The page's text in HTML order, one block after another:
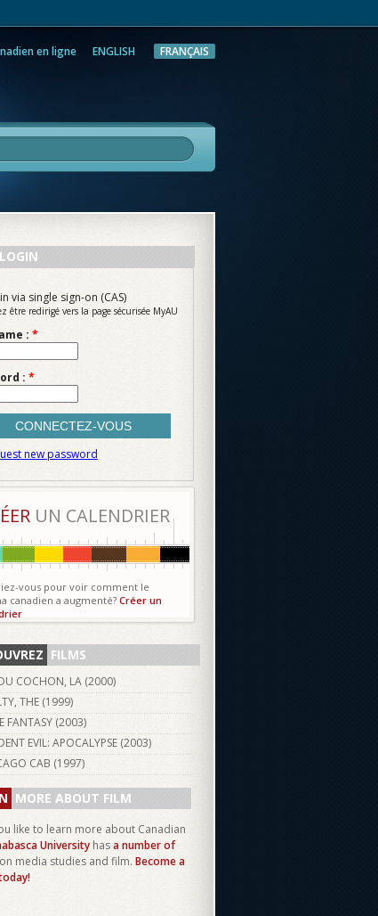
en ligne ENGLISH FRANÇAIS
via single sign-on (CAS)
être redirigé vers la page sécurisée MyAU
: *
: *
new password
UN CALENDRIER
vous pour voir comment le
canadien a augmenté? Créer un
FILMS
COCHON, LA (2000)
THE (1999)
FANTASY (2003)
EVIL: APOCALYPSE (2003)
CAB (1997)
MORE ABOUT FILM
like to learn more about Canadian
University hasa number of
on media studies and film. Become a